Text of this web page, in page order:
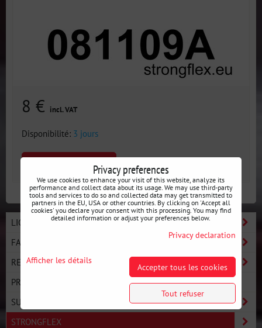
8 € incl. VAT
Disponibilité: 3 jours
SELECT VARIANT
LIGNE BASIC - DÉMARREZ LE DRIFT
FABRICANTS
RECHERCHE PAR VOITURE
PRO LINE - PERFORMANCE ULTIME
SUSPENSION
STRONGFLEX
Privacy preferences
We use cookies to enhance your visit of this website, analyze its
performance and collect data about its usage. We may use third-party
tools and services to do so and collected data may get transmitted to
partners in the EU, USA or other countries. By clicking on 'Accept all
cookies' you declare your consent with this processing. You may find
detailed information or adjust your preferences below.
Privacy declaration
Afficher les détails
Accepter tous les cookies
Tout refuser